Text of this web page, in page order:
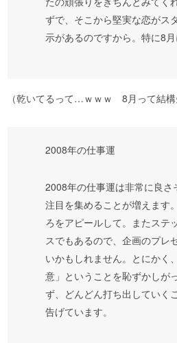
ずで、そこから堅実な恋がス
示があるのですから。特に8月
（乾いてるって…ｗｗｗ 8月って結構
2008年の仕事運
2008年の仕事運は非常に良さ
注目を集めることが増えます
ろをアピールして。またステ
スでもあるので、企画のプレ
いかもしれません。とにかく
意」ということを恥ずかしが
ず、どんどん打ち出していく
告げています。